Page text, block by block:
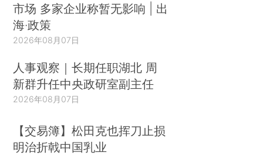
市场 多家企业称暂无影响 | 出
海·政策
2026年08月07日
人事观察｜长期任职湖北 周
新群升任中央政研室副主任
2026年08月07日
【交易簿】松田克也挥刀止损
明治折戟中国乳业